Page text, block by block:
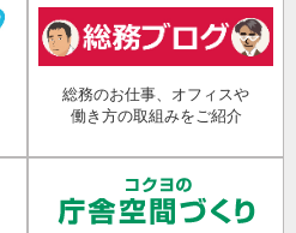
総務のお仕事、オフィスや
働き方の取組みをご紹介